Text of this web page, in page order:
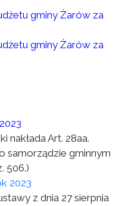
gminy Żarów za
gminy Żarów za
nakłada Art. 28aa.
samorządzie gminnym
506.)
2023
z dnia 27 sierpnia